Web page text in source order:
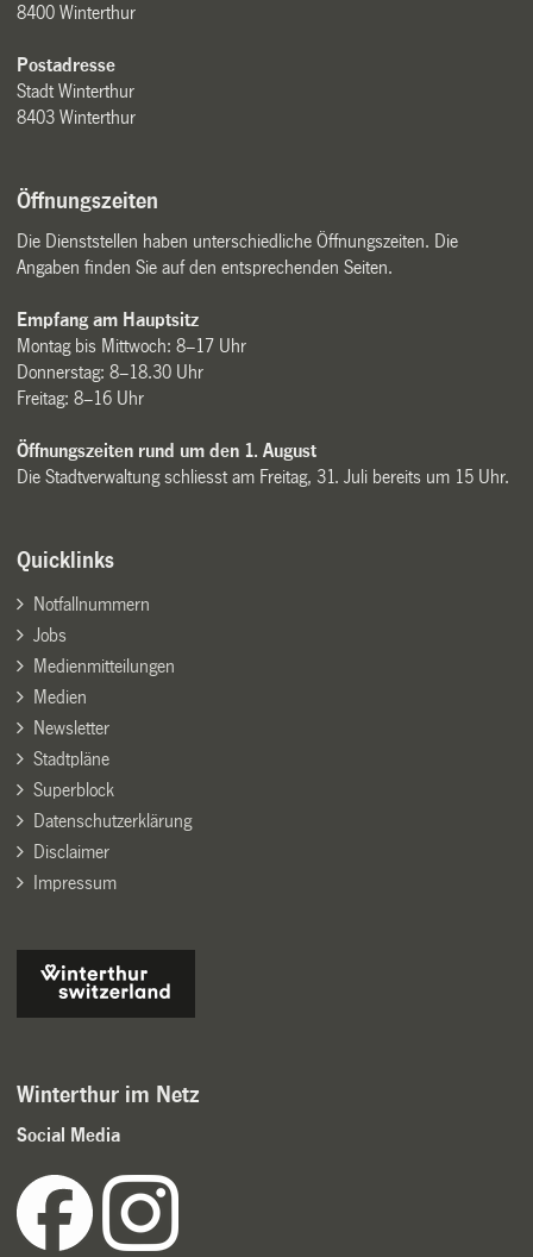
8400 Winterthur
Postadresse
Stadt Winterthur
8403 Winterthur
Öffnungszeiten
Die Dienststellen haben unterschiedliche Öffnungszeiten. Die
Angaben finden Sie auf den entsprechenden Seiten.
Empfang am Hauptsitz
Montag bis Mittwoch: 8–17 Uhr
Donnerstag: 8–18.30 Uhr
Freitag: 8–16 Uhr
Öffnungszeiten rund um den 1. August
Die Stadtverwaltung schliesst am Freitag, 31. Juli bereits um 15 Uhr.
Quicklinks
Notfallnummern
Jobs
Medienmitteilungen
Medien
Newsletter
Stadtpläne
Superblock
Datenschutzerklärung
Disclaimer
Impressum
Winterthur im Netz
Social Media